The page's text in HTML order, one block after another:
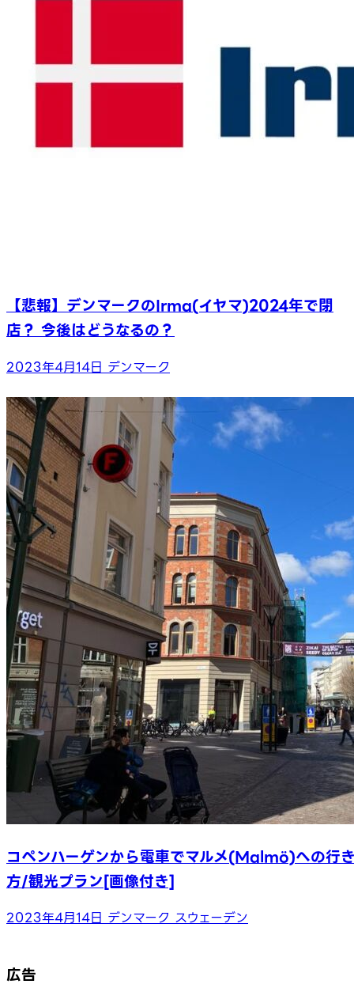
【悲報】デンマークのIrma(イヤマ)2024年で閉
店？ 今後はどうなるの？
2023年4月14日 デンマーク
コペンハーゲンから電車でマルメ(Malmö)への行
方/観光プラン[画像付き]
2023年4月14日 デンマーク スウェーデン
広告